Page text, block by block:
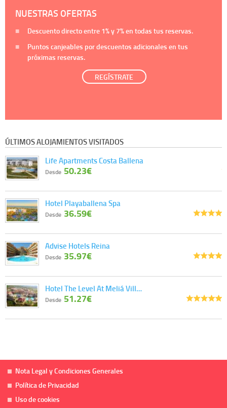
NUESTRAS OFERTAS
Descuento directo entre 1%y 7%en todas tus reservas.
Puntos canjeables por descuentos adicionales en tus
próximas reservas.
REGÍSTRATE
ÚLTIMOS ALOJAMIENTOS VISITADOS
Life Apartments Costa Ballena
Desde 50.23€
Hotel Playaballena Spa
Desde 36.59€
Advise Hotels Reina
Desde 35.97€
Hotel The Level At Meliá Vill…
Desde 51.27€
Nota Legal y Condiciones Generales
Política de Privacidad
Uso de cookies